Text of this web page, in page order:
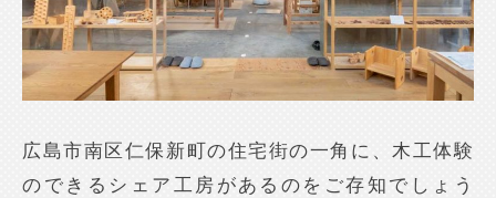
広島市南区仁保新町の住宅街の一角に、木工体験
のできるシェア工房があるのをご存知でしょう